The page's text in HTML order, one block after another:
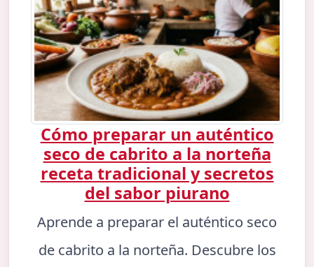
Cómo preparar un auténtico
seco de cabrito a la norteña
receta tradicional y secretos
del sabor piurano
Aprende a preparar el auténtico seco
de cabrito a la norteña. Descubre los